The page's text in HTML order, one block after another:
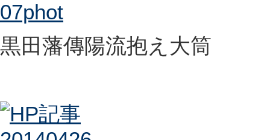
黒田藩傳陽流抱え大筒